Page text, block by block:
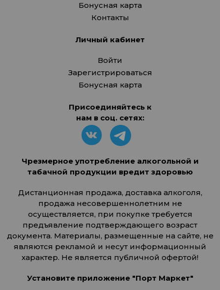
Бонусная карта
Контакты
Личный кабинет
Войти
Зарегистрироваться
Бонусная карта
Присоединяйтесь к
нам в соц. сетях:
Чрезмерное употребление алкогольной и
табачной продукции вредит здоровью
Дистанционная продажа, доставка алкоголя,
продажа несовершеннолетним не
осуществляется, при покупке требуется
предъявление подтверждающего возраст
документа. Материалы, размещенные на сайте, не
являются рекламой и несут информационный
характер. Не является публичной офертой!
Установите приложение "Порт Маркет"